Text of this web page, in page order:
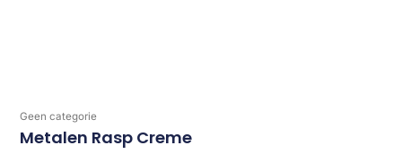
Geen categorie
Metalen Rasp Creme